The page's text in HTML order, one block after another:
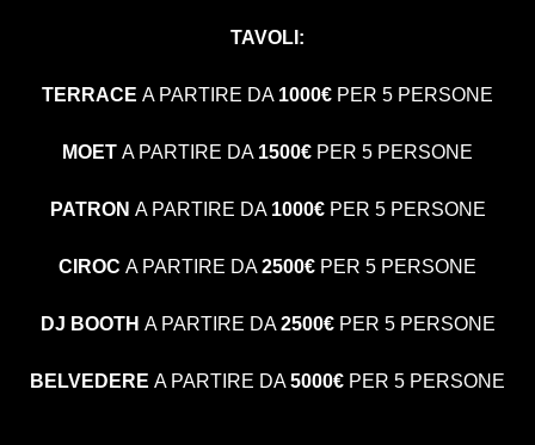
TAVOLI:
TERRACE A PARTIRE DA 1000€ PER 5 PERSONE
MOET A PARTIRE DA 1500€ PER 5 PERSONE
PATRON A PARTIRE DA 1000€PER 5 PERSONE
CIROC A PARTIRE DA2500€ PER 5 PERSONE
DJ BOOTH A PARTIRE DA2500€PER 5 PERSONE
BELVEDERE A PARTIRE DA5000€ PER 5 PERSONE